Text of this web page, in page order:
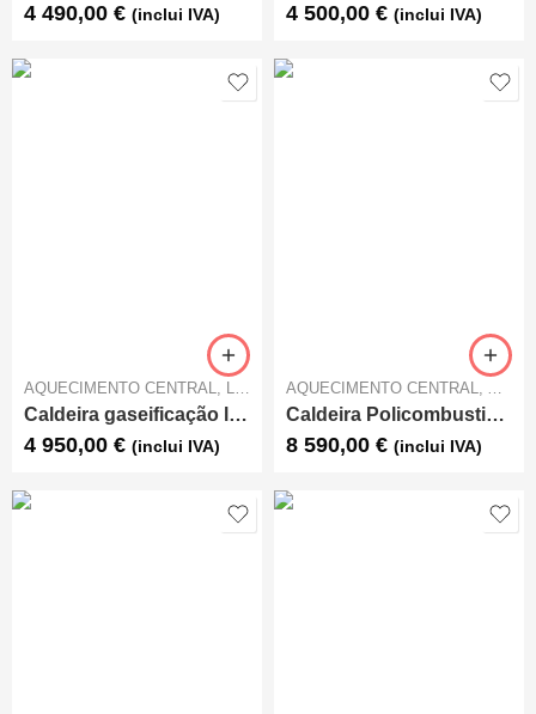
4 490,00 € (inclui IVA) 4 500,00 € (inclui IVA)
AQUECIMENTO CENTRAL, LENHA
Caldeira gaseificação lenha DC32S ATMOS
4 950,00 € (inclui IVA)
AQUECIMENTO CENTRAL,
Caldeira Policombustivel Kalorina K35-PV
8 590,00 € (inclui IVA)